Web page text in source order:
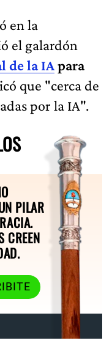
en la
el galardón
de la IApara
que "cerca de
por la IA".
PILAR
CREEN